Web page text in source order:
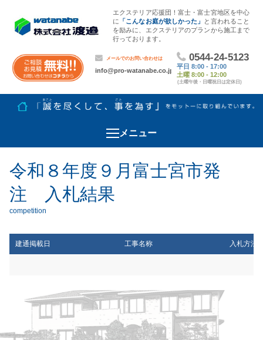
エクステリア応援団！富士・富士宮地区を中心
に 「こんなお庭が欲しかった」
と言われること
を励みに、エクステリアのプランから施工まで
行っております。
メニュー
令和８年度９月富士宮市発
注 入札結果
建通掲載日 工事名称 入札方法